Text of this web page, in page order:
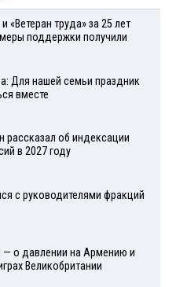
«Ветеран труда» за 25 лет
поддержки получили
Для нашей семьи праздник
вместе
рассказал об индексации
в 2027 году
с руководителями фракций
— о давлении на Армению и
Великобритании